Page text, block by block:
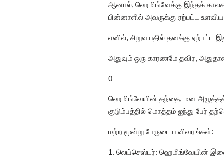
ஆனால், ஹெமிங்வேக்கு இந்தக்
பின்னாளில் அவருக்கு ஏற்பட்ட
எனில், சிறுவயதில் தனக்கு
அதுவும் ஒரு காரணமே தவிர,
0
ஹெமிங்வேயின் தந்தை, மன
குடும்பத்தில் மொத்தம் ஐந்து பேர்
மற்ற மூன்று பேருடைய விவரங்கள்:
1. லெய்செஸ்டர்: ஹெமிங்வேயின்